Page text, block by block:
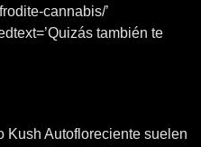
cannabis/’
también te
Kush Autofloreciente suelen